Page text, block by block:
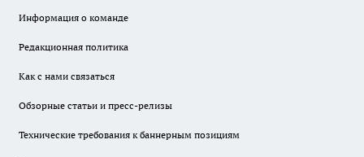
Информация о команде
Редакционная политика
Как с нами связаться
Обзорные статьи и пресс-релизы
Технические требования к баннерным позициям